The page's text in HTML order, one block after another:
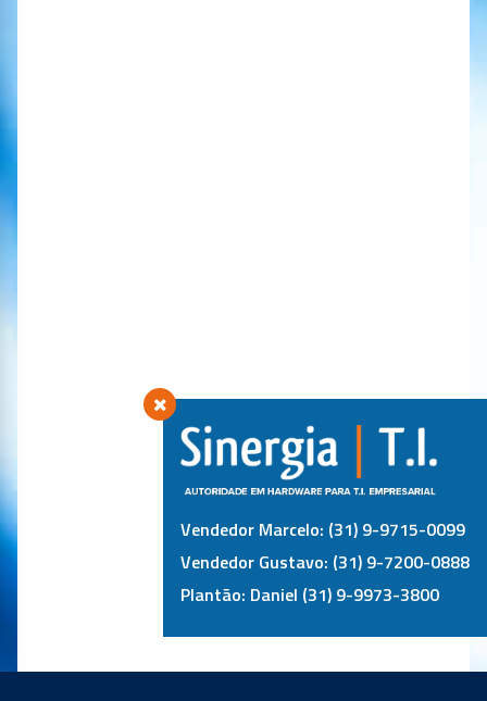
Vendedor Marcelo: (31) 9-9715-0099
Vendedor Gustavo: (31) 9-7200-0888
Plantão: Daniel (31) 9-9973-3800